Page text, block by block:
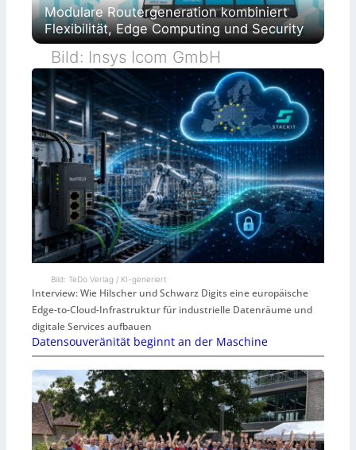
Modulare Routergeneration kombiniert
Flexibilität, Edge Computing und Security
Bild: Insys Icom GmbH
Bild: TeDo Verlag / KI-generiert
Interview: Wie Hilscher und Schwarz Digits eine europäische
Edge-to-Cloud-Infrastruktur für industrielle Datenräume und
digitale Services aufbauen
Datensouveränität beginnt an der Maschine